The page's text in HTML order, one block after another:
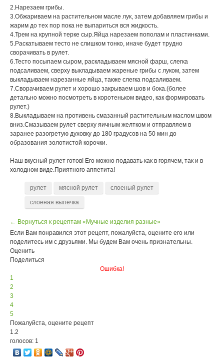
2.Нарезаем грибы.
3.Обжариваем на растительном масле лук, затем добавляем грибы и
жарим до тех пор пока не выпариться вся жидкость.
4.Трем на крупной терке сыр.Яйца нарезаем пополам и пластинками.
5.Раскатываем тесто не слишком тонко, иначе будет трудно
сворачивать в рулет.
6.Тесто посыпаем сыром, раскладываем мясной фарш, слегка
подсаливаем, сверху выкладываем жареные грибы с луком, затем
выкладываем нарезанные яйца, также слегка подсаливаем.
7.Сворачиваем рулет и хорошо закрываем шов и бока.(более
детально можно посмотреть в коротеньком видео, как формировать
рулет.)
8.Выкладываем на противень смазанный растительным маслом швом
вниз.Смазываем рулет сверху яичным желтком и отправляем в
заранее разогретую духовку до 180 градусов на 50 мин до
образования золотистой корочки.
Наш вкусный рулет готов! Его можно подавать как в горячем, так и в
холодном виде.Приятного аппетита!
рулет мясной рулет слоеный рулет
слоеная выпечка
← Вернуться к рецептам «Мучные изделия разные»
Если Вам понравился этот рецепт, пожалуйста, оцените его или
поделитесь им с друзьями. Мы будем Вам очень признательны.
Оценить
Поделиться
Ошибка!
1
2
3
4
5
Пожалуйста, оцените рецепт
1.2
голосов: 1